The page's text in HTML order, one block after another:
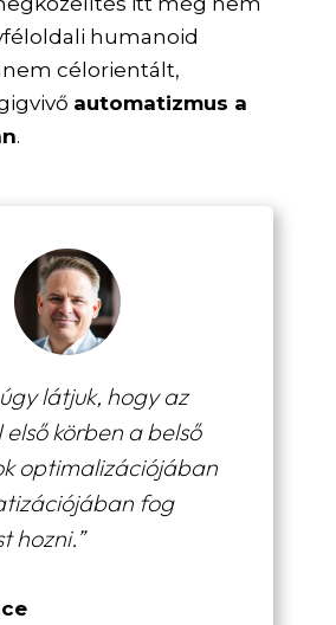
humanoid
célorientált,
automatizmus a
.
látjuk, hogy az
körben a belső
optimalizációjában
fog
hozni.”